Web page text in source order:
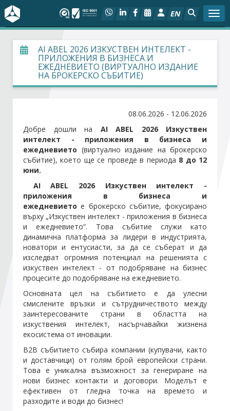
EN
За БСК
На фокус
Актуално
Социален диалог
Дейности
Проекти
Членове
Стани член
AI ABEL 2026 ИЗКУСТВЕН ИНТЕЛЕКТ -
ПРИЛОЖЕНИЯ В БИЗНЕСА И
ЕЖЕДНЕВИЕТО (ВИРТУАЛНО ИЗДАНИЕ
НА БРОКЕРСКО СЪБИТИЕ)
08.06.2026 - 12.06.2026
Добре дошли на AI ABEL 2026 Изкуствен
интелект - приложения в бизнеса и
ежедневието (виртуално издание на брокерско
събитие), което ще се проведе в периода 8 до 12
юни.
AI ABEL 2026 Изкуствен интелект -
приложения в бизнеса и
ежедневиетое брокерско събитие, фокусирано
върху „Изкуствен интелект - приложения в бизнеса
и ежедневието“. Това събитие служи като
динамична платформа за лидери в индустрията,
новатори и ентусиасти, за да се съберат и да
изследват огромния потенциал на решенията с
изкуствен интелект - от подобряване на бизнес
процесите до подобряване на ежедневието.
Основната цел на събитието е да улесни
смислените връзки и сътрудничеството между
заинтересованите страни в областта на
изкуствения интелект, насърчавайки жизнена
екосистема от иновации.
B2B събитието събира компании (купувачи, както
и доставчици) от голям брой европейски страни.
Това е уникална възможност за генериране на
нови бизнес контакти и договори. Моделът е
ефективен от гледна точка на времето и
разходите и води до бизнес!